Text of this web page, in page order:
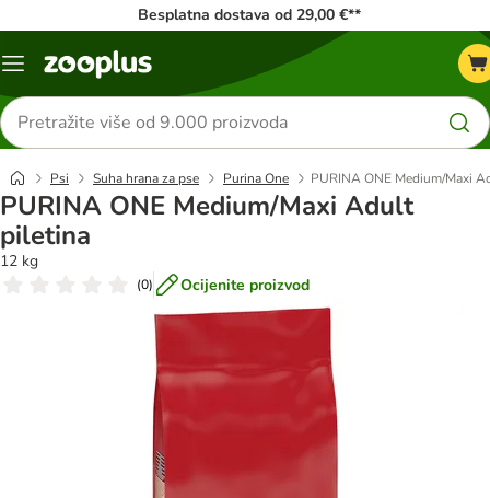
Besplatna dostava od 29,00 €**
Izbornik
Traži
proizvode
Psi Suha hrana za pse Purina One PURINA ONE Medium/Maxi
PURINA ONE Medium/Maxi Adult
piletina
12 kg
(0) Ocijenite proizvod